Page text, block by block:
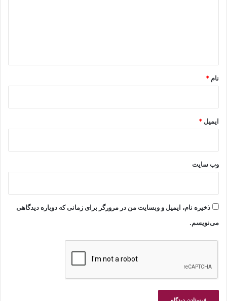
نام *
ایمیل *
وب‌ سایت
ذخیره نام، ایمیل و وبسایت من در مرورگر برای زمانی که دوباره دیدگاهی
می‌نویسم.